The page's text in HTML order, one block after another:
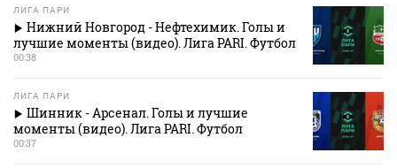
ЛИГА ПАРИ
Нижний Новгород - Нефтехимик. Голы и
лучшие моменты (видео). Лига PARI. Футбол
00:38
ЛИГА ПАРИ
Шинник - Арсенал. Голы и лучшие
моменты (видео). Лига PARI. Футбол
00:37